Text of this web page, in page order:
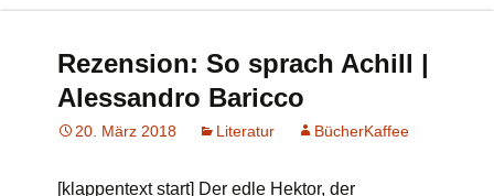
Rezension: So sprach Achill |
Alessandro Baricco
20. März 2018 Literatur BücherKaffee
[klappentext start] Der edle Hektor, der